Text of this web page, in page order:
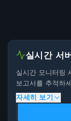
실시간 서
실시간 모니터링
보고서를 추적하
시간 동안 제출된
를 분석합니다.
패턴과 비교하여
자세히 보기